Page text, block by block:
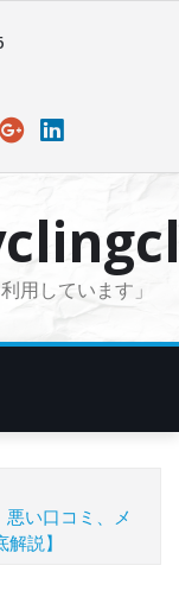
用しています」
い口コミ、メ
説】